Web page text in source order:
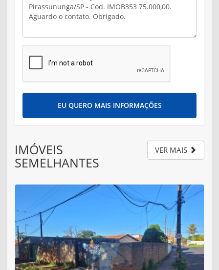
EU QUERO MAIS INFORMAÇÕES
IMÓVEIS
SEMELHANTES
VER MAIS